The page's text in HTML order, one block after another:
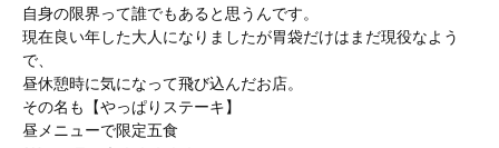
自身の限界って誰でもあると思うんです。
現在良い年した大人になりましたが胃袋だけはまだ現役なよう
で、
昼休憩時に気になって飛び込んだお店。
その名も【やっぱりステーキ】
昼メニューで限定五食